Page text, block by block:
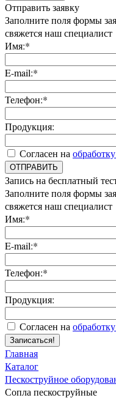
Отправить заявку
Заполните поля формы
свяжется наш специалист
Имя:*
E-mail:*
Телефон:*
Продукция:
Согласен на
ОТПРАВИТЬ
Запись на бесплатный
Заполните поля формы
свяжется наш специалист
Имя:*
E-mail:*
Телефон:*
Продукция:
Согласен на
Записаться!
Главная
Каталог
Пескоструйное
Сопла пескоструйные